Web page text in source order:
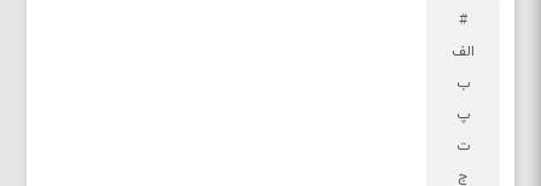
#
الف
ب
پ
ت
ج